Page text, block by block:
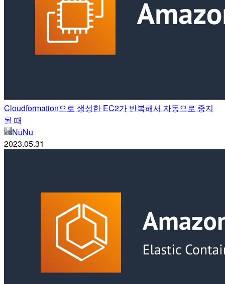
Cloudformation으로 생성한 EC2가 반복해서 자동으로 중지
될 때
NuNu
2023.05.31